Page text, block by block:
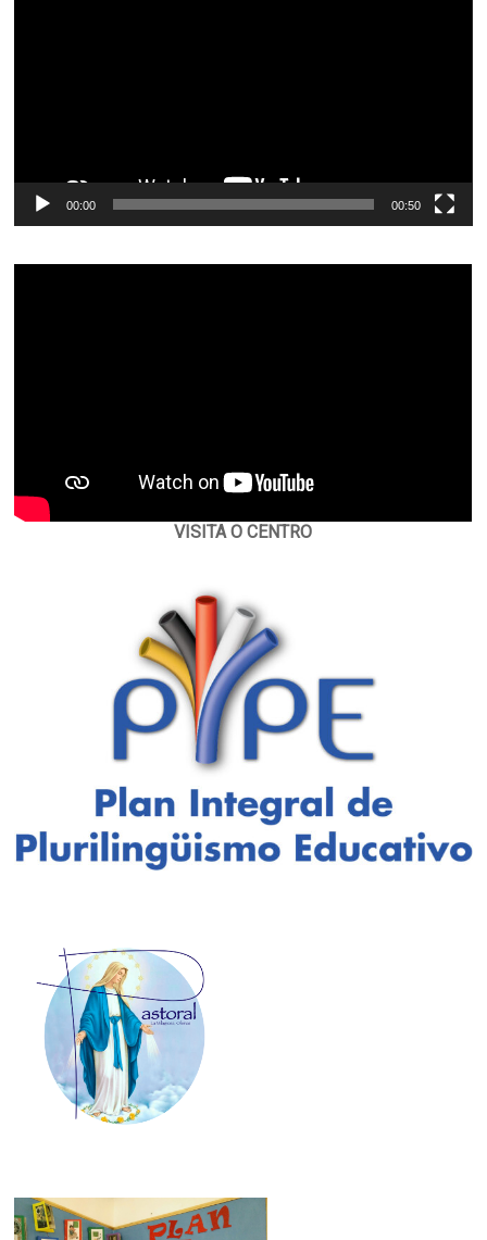
00:00 00:50
VISITA O CENTRO